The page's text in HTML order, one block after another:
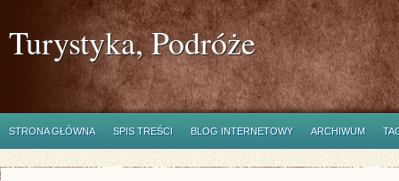
Turystyka, Podróże
STRONA GŁÓWNA SPIS TREŚCI BLOG INTERNETOWY ARCHIWUM